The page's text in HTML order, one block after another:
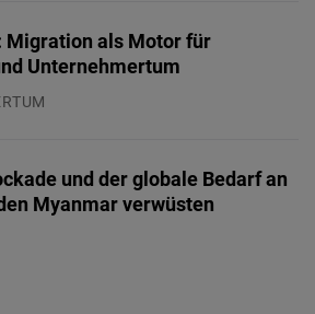
Migration als Motor für
Unternehmertum
und der globale Bedarf an
Myanmar verwüsten